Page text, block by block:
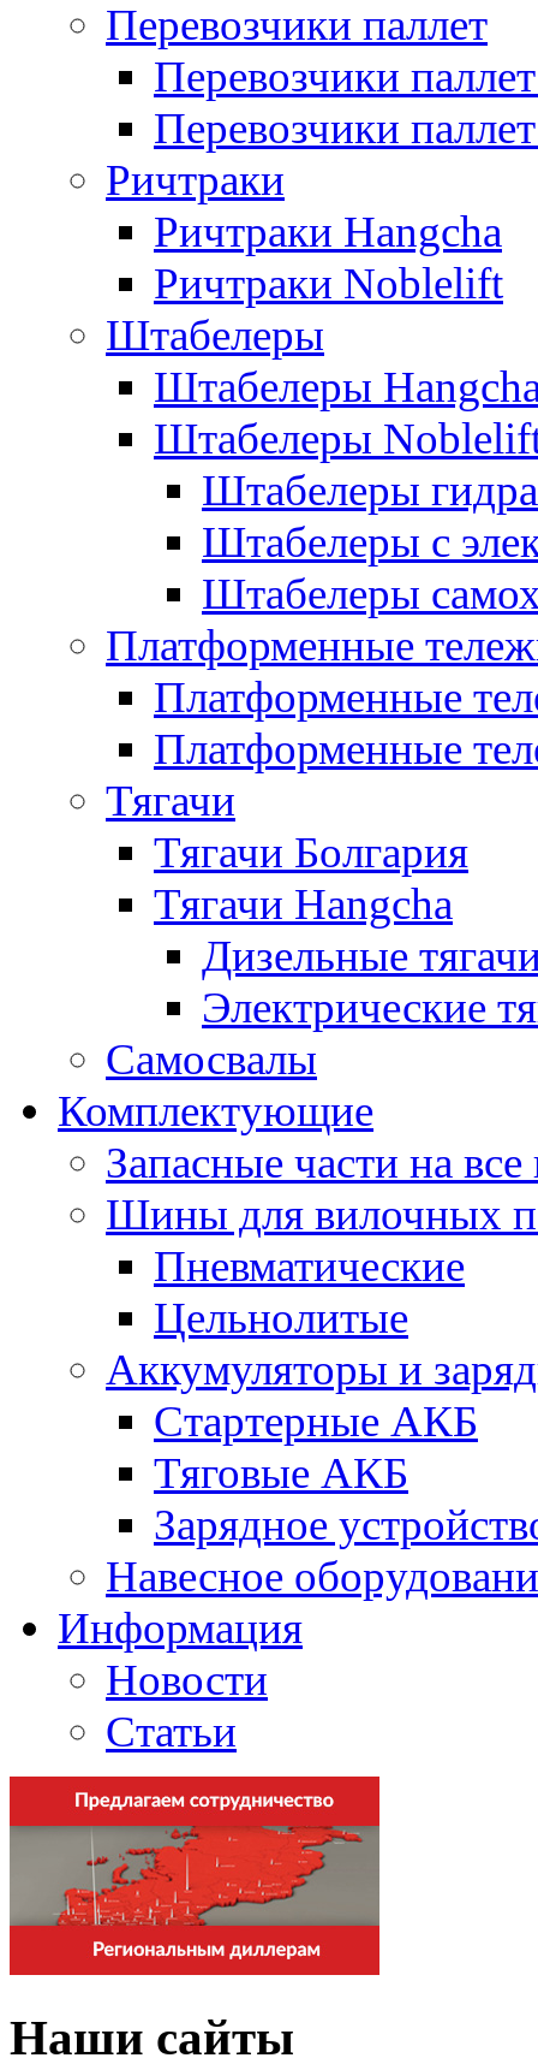
Перевозчики паллет
Перевозчики
Перевозчики
Ричтраки
Ричтраки Hangcha
Ричтраки Noblelift
Штабелеры
Штабелеры
Штабелеры
Штабелеры
Штабелеры с
Штабелеры
Платформенные
Платформенные
Платформенные
Тягачи
Тягачи Болгария
Тягачи Hangcha
Дизельные
Электрические
Самосвалы
Комплектующие
Запасные части на
Шины для вилочных
Пневматические
Цельнолитые
Аккумуляторы и
Стартерные АКБ
Тяговые АКБ
Зарядное
Навесное
Информация
Новости
Статьи
Наши сайты